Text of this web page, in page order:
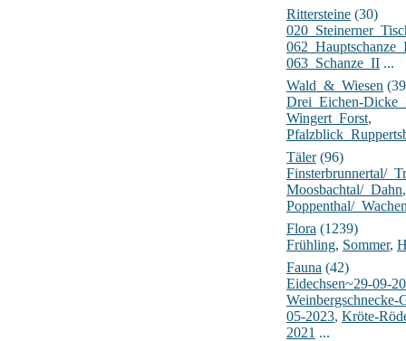
Rittersteine (30)
063_Schanze_II ...
Wald_&_Wiesen
Drei_Eichen-
Wingert_Forst,
Täler(96)
Finsterbrunnertal/
Moosbachtal/_Dahn,
Poppenthal/
Flora (1239)
Frühling, Sommer,
Fauna (42)
Eidechsen~29-09-
Weinbergschnecke-
05-2023, Kröte-
2021 ...